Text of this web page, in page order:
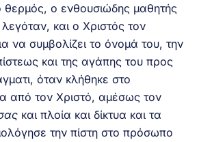
θερμός, ο ενθουσιώδης μαθητής
και ο Χριστός τον
να συμβολίζει το όνομά του, την
και της αγάπης του προς
όταν κλήθηκε στο
από τον Χριστό, αμέσως τον
και πλοία και δίκτυα και τα
την πίστη στο πρόσωπο